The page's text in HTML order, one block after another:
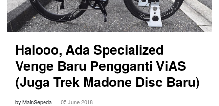
Halooo, Ada Specialized
Venge Baru Pengganti ViAS
(Juga Trek Madone Disc Baru)
by MainSepeda 05 June 2018